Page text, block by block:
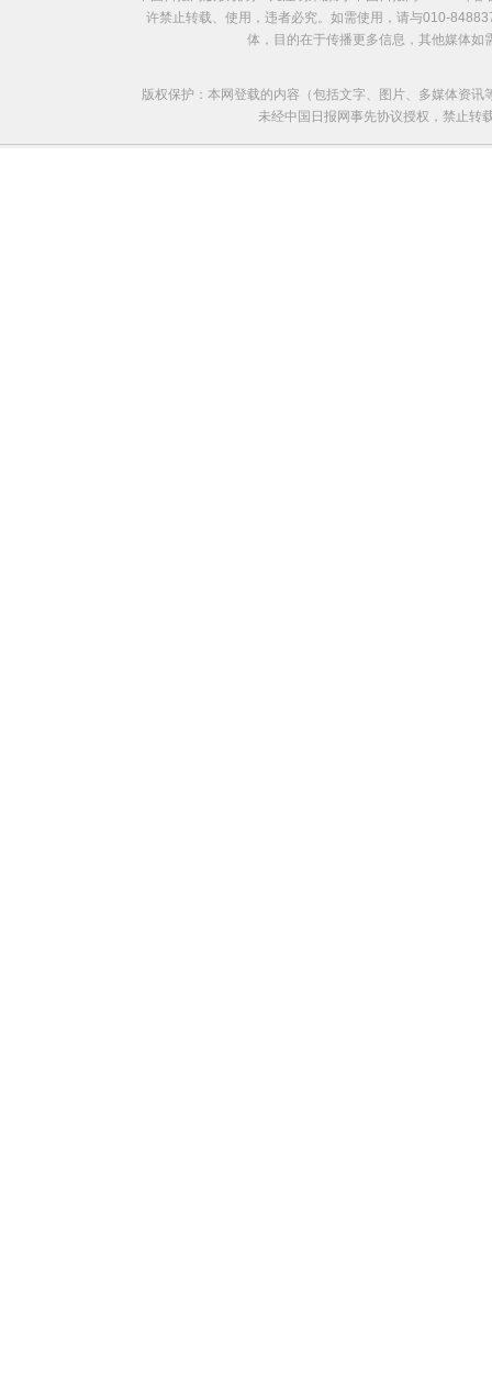
许禁止转载、使用，违者必究。如需使用，请与010-
体，目的在于传播更多信息，其他媒体
版权保护：本网登载的内容（包括文字、图片、多媒体资
未经中国日报网事先协议授权，禁止转